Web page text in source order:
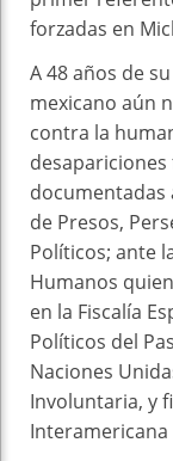
forzadas en
A 48 años de
mexicano aún
contra la
documentadas
de Presos,
Políticos; ante
Humanos
en la Fiscalía
Políticos del
Naciones
Involuntaria, y
Interamericana